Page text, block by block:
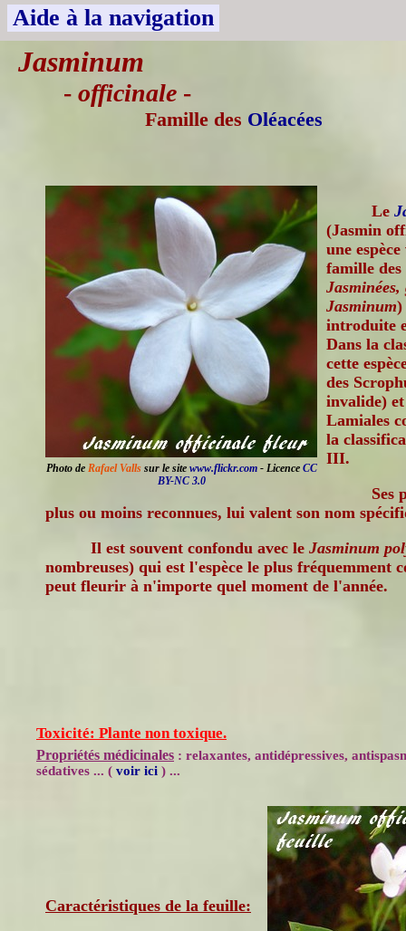
Aide à la navigation
Jasminum
- officinale -
Famille des Oléacées
Photo de Rafael Vallssur le site www.flickr.com- Licence CC
BY-NC 3.0
Le
(Jasmin
une
famille des
Jasminum)
introduite
Dans la
cette
des
invalide)
Lamiales
la
III.
Ses
plus ou moins reconnues, lui valent son nom
Il est souvent confondu avec le Jasminum
nombreuses) qui est l'espèce le plus fréquemment
peut fleurir à n'importe quel moment de l'année.
Toxicité: Plante non toxique.
Propriétés médicinales : relaxantes, antidépressives,
sédatives ... ( voir ici ) ...
Caractéristiques de la feuille: